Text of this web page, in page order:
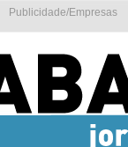
Publicidade/Empresas